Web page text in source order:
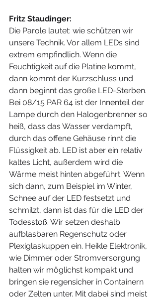
Fritz Staudinger:
Die Parole lautet: wie schützen wir
unsere Technik. Vor allem LEDs sind
extrem empfindlich. Wenn die
Feuchtigkeit auf die Platine kommt,
dann kommt der Kurzschluss und
dann beginnt das große LED-Sterben.
Bei 08/15 PAR 64 ist der Innenteil der
Lampe durch den Halogenbrenner so
heiß, dass das Wasser verdampft,
durch das offene Gehäuse rinnt die
Flüssigkeit ab. LED ist aber ein relativ
kaltes Licht, außerdem wird die
Wärme meist hinten abgeführt. Wenn
sich dann, zum Beispiel im Winter,
Schnee auf der LED festsetzt und
schmilzt, dann ist das für die LED der
Todesstoß. Wir setzen deshalb
aufblasbaren Regenschutz oder
Plexiglaskuppen ein. Heikle Elektronik,
wie Dimmer oder Stromversorgung
halten wir möglichst kompakt und
bringen sie regensicher in Containern
oder Zelten unter. Mit dabei sind meist